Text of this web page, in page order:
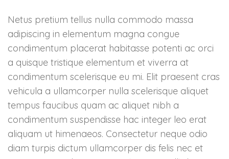
Netus pretium tellus nulla commodo massa
adipiscing in elementum magna congue
condimentum placerat habitasse potenti ac orci
a quisque tristique elementum et viverra at
condimentum scelerisque eu mi. Elit praesent cras
vehicula a ullamcorper nulla scelerisque aliquet
tempus faucibus quam ac aliquet nibh a
condimentum suspendisse hac integer leo erat
aliquam ut himenaeos. Consectetur neque odio
diam turpis dictum ullamcorper dis felis nec et